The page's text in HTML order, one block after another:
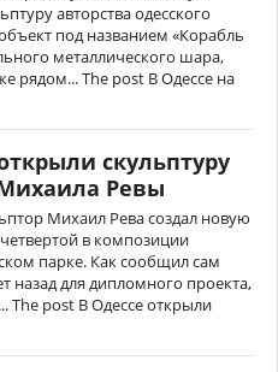
авторства одесского
под названием «Корабль
металлического шара,
рядом... The post В Одессе на
скульптуру
Ревы
Михаил Рева создал новую
в композиции
парке. Как сообщил сам
назад для дипломного проекта,
The post В Одессе открыли